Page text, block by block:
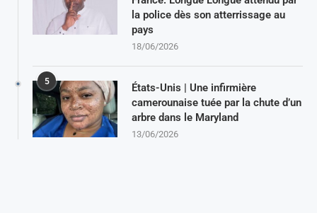
la police dès son atterrissage au
pays
18/06/2026
5
États-Unis | Une infirmière
camerounaise tuée par la chute d’un
arbre dans le Maryland
13/06/2026